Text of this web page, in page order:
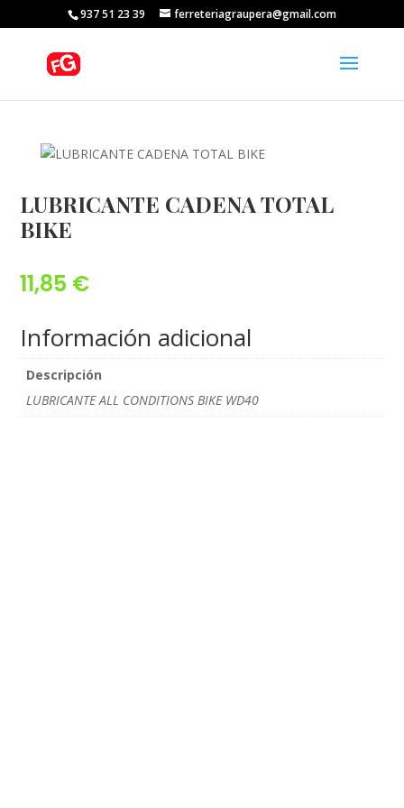
937 51 23 39 ferreteriagraupera@gmail.com
LUBRICANTE CADENA TOTAL
BIKE
11,85 €
Información adicional
Descripción
LUBRICANTE ALL CONDITIONS BIKE WD40